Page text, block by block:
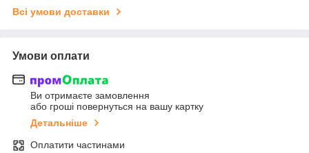
Всі умови доставки
Умови оплати
Ви отримаєте замовлення
або гроші повернуться на вашу картку
Детальніше
Оплатити частинами